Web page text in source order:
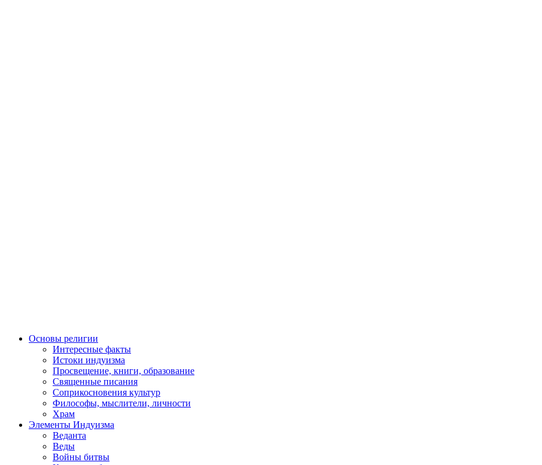
Основы религии
Интересные факты
Истоки индуизма
Просвещение, книги, образование
Священные писания
Соприкосновения культур
Философы, мыслители, личности
Храм
Элементы Индуизма
Веданта
Веды
Войны битвы